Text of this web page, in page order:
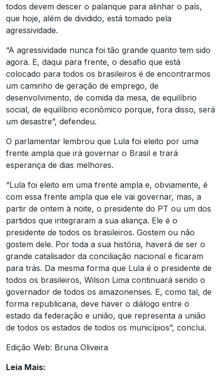
todos devem descer o palanque para alinhar o país,
que hoje, além de dividido, está tomado pela
agressividade.
“A agressividade nunca foi tão grande quanto tem sido
agora. E, daqui para frente, o desafio que está
colocado para todos os brasileiros é de encontrarmos
um caminho de geração de emprego, de
desenvolvimento, de comida da mesa, de equilíbrio
social, de equilíbrio econômico porque, fora disso, será
um desastre”, defendeu.
O parlamentar lembrou que Lula foi eleito por uma
frente ampla que irá governar o Brasil e trará
esperança de dias melhores.
“Lula foi eleito em uma frente ampla e, obviamente, é
com essa frente ampla que ele vai governar, mas, a
partir de ontem à noite, o presidente do PT ou um dos
partidos que integraram a sua aliança. Ele é o
presidente de todos os brasileiros. Gostem ou não
gostem dele. Por toda a sua história, haverá de ser o
grande catalisador da conciliação nacional e ficaram
para trás. Da mesma forma que Lula é o presidente de
todos os brasileiros, Wilson Lima continuará sendo o
governador de todos os amazonenses. E, como tal, de
forma republicana, deve haver o diálogo entre o
estado da federação e união, que representa a união
de todos os estados de todos os municípios”, conclui.
Edição Web: Bruna Oliveira
Leia Mais: